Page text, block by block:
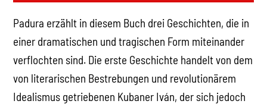
Padura erzählt in diesem Buch drei Geschichten, die in
einer dramatischen und tragischen Form miteinander
verflochten sind. Die erste Geschichte handelt von dem
von literarischen Bestrebungen und revolutionärem
Idealismus getriebenen Kubaner Iván, der sich jedoch